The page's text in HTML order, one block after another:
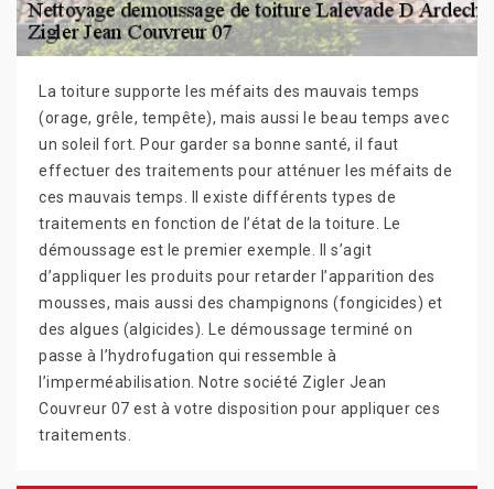
La toiture supporte les méfaits des mauvais temps
(orage, grêle, tempête), mais aussi le beau temps avec
un soleil fort. Pour garder sa bonne santé, il faut
effectuer des traitements pour atténuer les méfaits de
ces mauvais temps. Il existe différents types de
traitements en fonction de l’état de la toiture. Le
démoussage est le premier exemple. Il s’agit
d’appliquer les produits pour retarder l’apparition des
mousses, mais aussi des champignons (fongicides) et
des algues (algicides). Le démoussage terminé on
passe à l’hydrofugation qui ressemble à
l’imperméabilisation. Notre société Zigler Jean
Couvreur 07 est à votre disposition pour appliquer ces
traitements.